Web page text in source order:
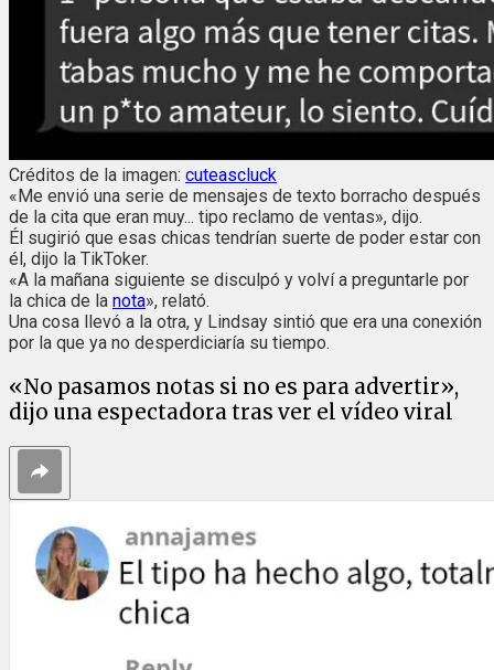
Créditos de la imagen: cuteascluck
«Me envió una serie de mensajes de texto borracho después
de la cita que eran muy... tipo reclamo de ventas», dijo.
Él sugirió que esas chicas tendrían suerte de poder estar con
él, dijo la TikToker.
«A la mañana siguiente se disculpó y volví a preguntarle por
la chica de la nota», relató.
Una cosa llevó a la otra, y Lindsay sintió que era una conexión
por la que ya no desperdiciaría su tiempo.
«No pasamos notas si no es para advertir»,
dijo una espectadora tras ver el vídeo viral